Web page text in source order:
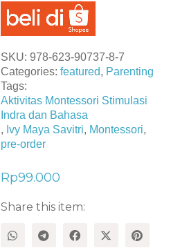
SKU: 978-623-90737-8-7
Categories: featured, Parenting
Tags:
Aktivitas Montessori Stimulasi
Indra dan Bahasa
, Ivy Maya Savitri, Montessori,
pre-order
Rp99.000
Share this item: